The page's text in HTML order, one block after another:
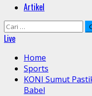
PrimaryArtikel
Cari
untuk:
Live
Home
Sports
KONI Sumut
Babel